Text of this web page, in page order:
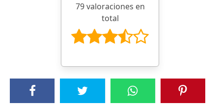
79 valoraciones en
total